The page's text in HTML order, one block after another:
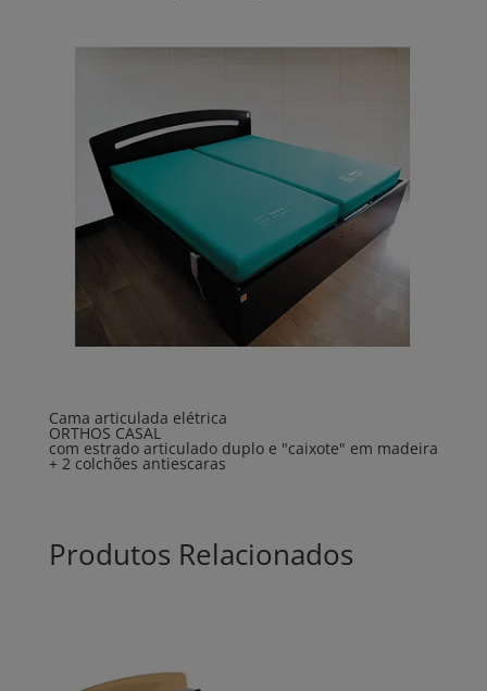
Cama articulada elétrica
ORTHOS CASAL
com estrado articulado duplo e "caixote" em madeira
+ 2 colchões antiescaras
Produtos Relacionados